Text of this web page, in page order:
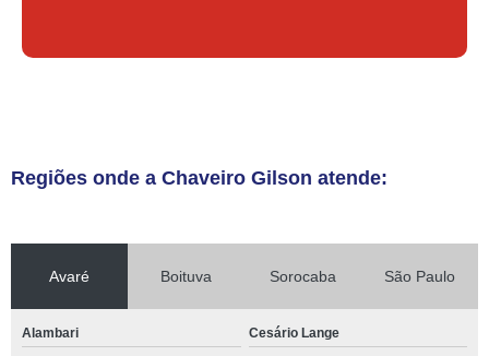
Regiões onde a Chaveiro Gilson atende:
Avaré Boituva Sorocaba São Paulo
Alambari Cesário Lange